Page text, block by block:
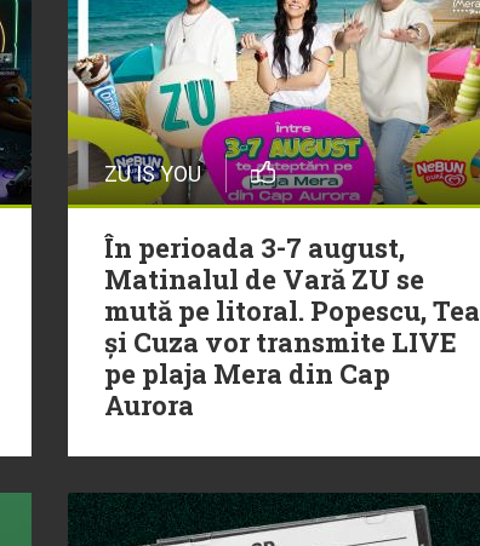
ZU IS YOU
În perioada 3-7 august,
Matinalul de Vară ZU se
mută pe litoral. Popescu, Tea
și Cuza vor transmite LIVE
pe plaja Mera din Cap
Aurora